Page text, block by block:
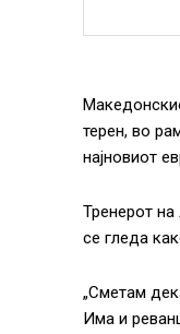
терен, во
најновиот
Тренерот
се гледа
„Сметам
Има и